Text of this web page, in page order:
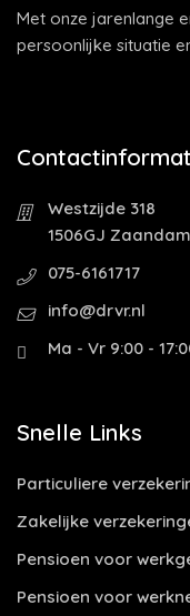
Met onze jarenlange
persoonlijke situatie
Westzijde 318
1506GJ Zaandam
075-6161717
info@drvr.nl
Ma - Vr 9:00 -
Snelle Links
Particuliere
Zakelijke
Pensioen voor
Pensioen voor